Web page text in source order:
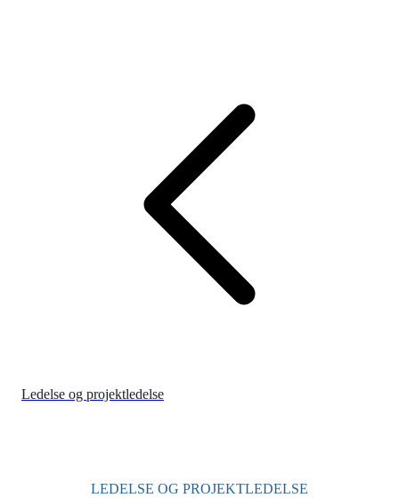
Ledelse og projektledelse
LEDELSE OG PROJEKTLEDELSE